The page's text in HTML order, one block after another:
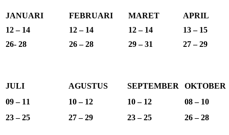
JANUARI FEBRUARI MARET
APRIL
12 – 14
12 – 14 12 – 14
13 – 15
26- 28
26 – 28 29 – 31 27 – 29
JULI AGUSTUS SEPTEMBER
OKTOBER
09 – 11
10 – 12 10 – 12
08 – 10
23 – 25
27 – 29 23 – 25 26 – 28